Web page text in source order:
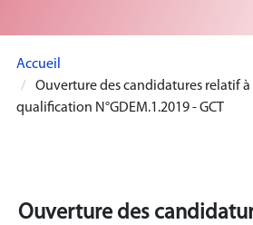
Accueil
Ouverture des candidatures relatif à
qualification N°GDEM.1.2019 - GCT
Ouverture des